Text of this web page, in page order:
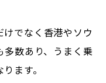
でなく香港やソウ
数あり、うまく乗
ます。